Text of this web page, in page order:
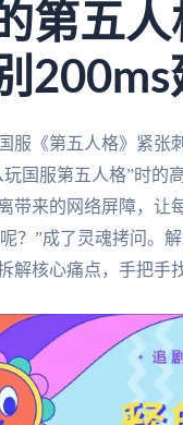
第五
200ms
服《第五人格》紧
国服第五人格”时的
带来的网络屏障，让
？”成了灵魂拷问。
解核心痛点，手把手